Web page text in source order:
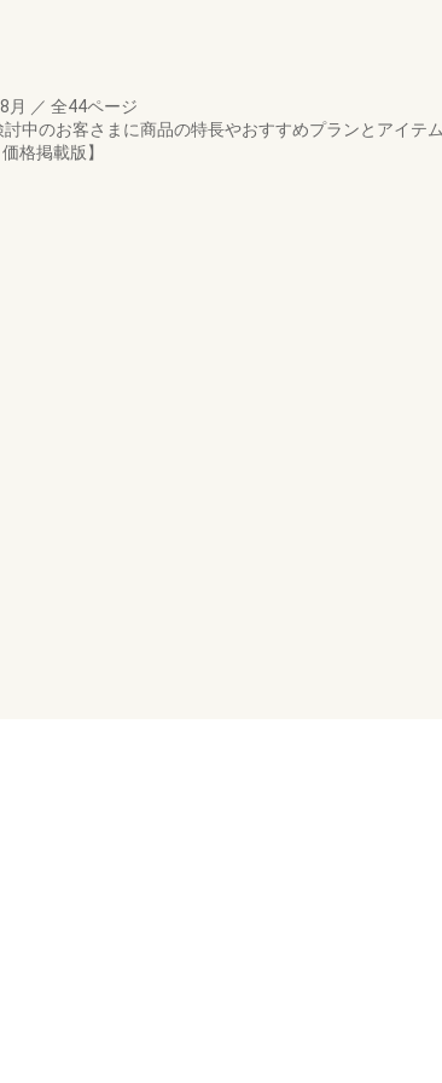
月 ／ 全44ページ
中のお客さまに商品の特長やおすすめプランとアイテ
格掲載版】